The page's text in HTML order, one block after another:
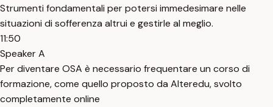
Strumenti fondamentali per potersi immedesimare nelle
situazioni di sofferenza altrui e gestirle al meglio.
11:50
Speaker A
Per diventare OSA è necessario frequentare un corso di
formazione, come quello proposto da Alteredu, svolto
completamente online